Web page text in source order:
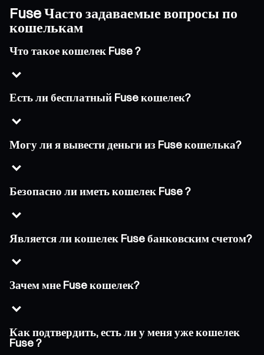
Fuse Часто задаваемые вопросы по
кошелькам
Что такое кошелек Fuse ?
Есть ли бесплатный Fuse кошелек?
Могу ли я вывести деньги из Fuse кошелька?
Безопасно ли иметь кошелек Fuse ?
Является ли кошелек Fuse банковским счетом?
Зачем мне Fuse кошелек?
Как подтвердить, есть ли у меня уже кошелек
Fuse ?